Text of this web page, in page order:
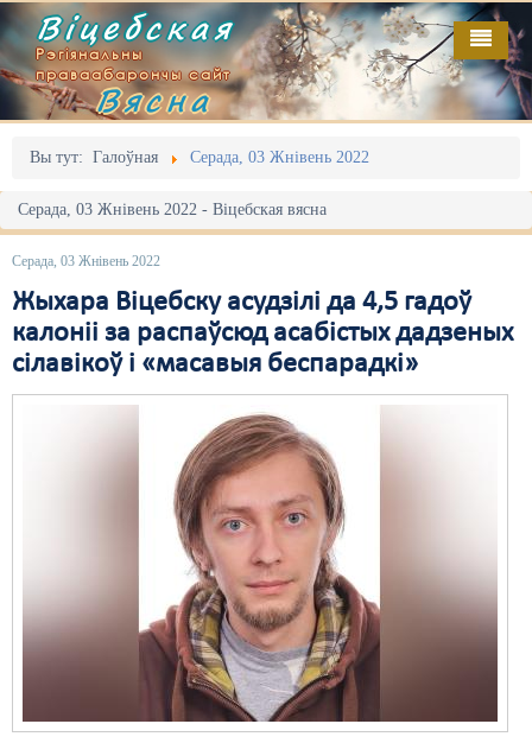
Віцебская
Рэгіянальны
праваабарончы сайт
Вясна
Вы тут: Галоўная Серада, 03 Жнівень 2022
Серада, 03 Жнівень 2022 - Віцебская вясна
Серада, 03 Жнівень 2022
Жыхара Віцебску асудзілі да 4,5 гадоў
калоніі за распаўсюд асабістых дадзеных
сілавікоў і «масавыя беспарадкі»
Галоўная
Адміністрацыйны перасьлед
Акцыі
Выбары
Грамадзянскія ініцыятывы
Дзяржава
Культурныя правы
Мігранты
Выданьні
Відэа
Пра нас
RSS